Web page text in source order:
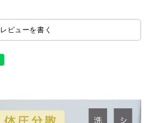
レビューを書く